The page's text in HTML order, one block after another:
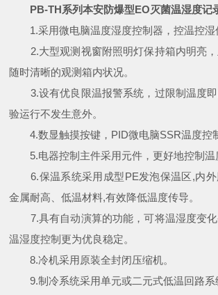
PB-TH系列本安防爆型EO灭菌温湿度记
1.采用微电脑温度湿度控制器，控温控湿
2.大型观测视窗附照明灯保持箱内明亮，
随时清晰的观测箱内状况。
3.设有优良限温报警系统，过限制温度即
验运行不发生意外。
4.数显触摸按键，PID微电脑SSR温度控
5.电器控制主件采用元件，更好地控制温
6.保温系统采用成型PE发泡保温区,内外
金属耐高、低温材料,有效降低温度传导。
7.具有自动演算的功能，可将温湿度变化
温湿度控制更为优良稳定。
8.冷机采用原装全封闭压缩机。
9.制冷系统采用单元或二元式低温回路系